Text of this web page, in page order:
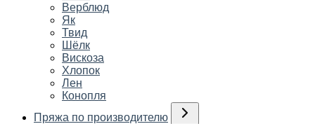
Верблюд
Як
Твид
Шёлк
Вискоза
Хлопок
Лен
Конопля
Пряжа по производителю